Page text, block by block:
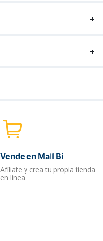
Vende en Mall Bi
Afíliate y crea tu propia tienda
en línea